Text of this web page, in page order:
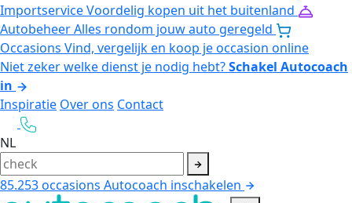
ImportserviceVoordelig kopen uit het buitenland
AutobeheerAlles rondom jouw auto geregeld
Occasions Vind, vergelijk en koop je occasion online
Niet zeker welke dienst je nodig hebt?Schakel Autocoach
in
Inspiratie Over ons Contact
NL
85.253occasions Autocoach inschakelen